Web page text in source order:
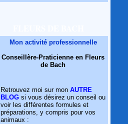
Mon activité professionnelle
Conseillère-Praticienne en Fleurs
de Bach
Retrouvez moi sur mon AUTRE
BLOG si vous désirez un conseil ou
voir les différentes formules et
préparations, y compris pour vos
animaux :